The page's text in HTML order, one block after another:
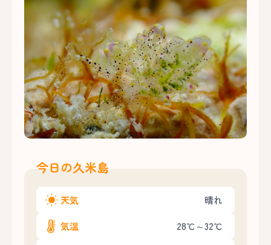
今日の久米島
天気 晴れ
気温 28℃～32℃